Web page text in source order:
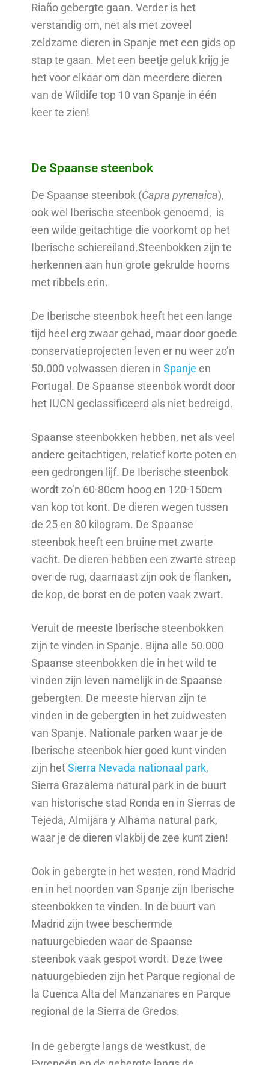
Riaño gebergte gaan. Verder is het
verstandig om, net als met zoveel
zeldzame dieren in Spanje met een gids op
stap te gaan. Met een beetje geluk krijg je
het voor elkaar om dan meerdere dieren
van de Wildife top 10 van Spanje in één
keer te zien!
De Spaanse steenbok
De Spaanse steenbok (Capra pyrenaica),
ook wel Iberische steenbok genoemd, is
een wilde geitachtige die voorkomt op het
Iberische schiereiland.Steenbokken zijn te
herkennen aan hun grote gekrulde hoorns
met ribbels erin.
De Iberische steenbok heeft het een lange
tijd heel erg zwaar gehad, maar door goede
conservatieprojecten leven er nu weer zo’n
50.000 volwassen dieren inSpanje en
Portugal. De Spaanse steenbok wordt door
het IUCN geclassificeerd als niet bedreigd.
Spaanse steenbokken hebben, net als veel
andere geitachtigen, relatief korte poten en
een gedrongen lijf. De Iberische steenbok
wordt zo’n 60-80cm hoog en 120-150cm
van kop tot kont. De dieren wegen tussen
de 25 en 80 kilogram. De Spaanse
steenbok heeft een bruine met zwarte
vacht. De dieren hebben een zwarte streep
over de rug, daarnaast zijn ook de flanken,
de kop, de borst en de poten vaak zwart.
Veruit de meeste Iberische steenbokken
zijn te vinden in Spanje. Bijna alle 50.000
Spaanse steenbokken die in het wild te
vinden zijn leven namelijk in de Spaanse
gebergten. De meeste hiervan zijn te
vinden in de gebergten in het zuidwesten
van Spanje. Nationale parken waar je de
Iberische steenbok hier goed kunt vinden
zijn hetSierra Nevada nationaal park,
Sierra Grazalema natural park in de buurt
van historische stad Ronda en in Sierras de
Tejeda, Almijara y Alhama natural park,
waar je de dieren vlakbij de zee kunt zien!
Ook in gebergte in het westen, rond Madrid
en in het noorden van Spanje zijn Iberische
steenbokken te vinden. In de buurt van
Madrid zijn twee beschermde
natuurgebieden waar de Spaanse
steenbok vaak gespot wordt. Deze twee
natuurgebieden zijn het Parque regional de
la Cuenca Alta del Manzanares en Parque
regional de la Sierra de Gredos.
In de gebergte langs de westkust, de